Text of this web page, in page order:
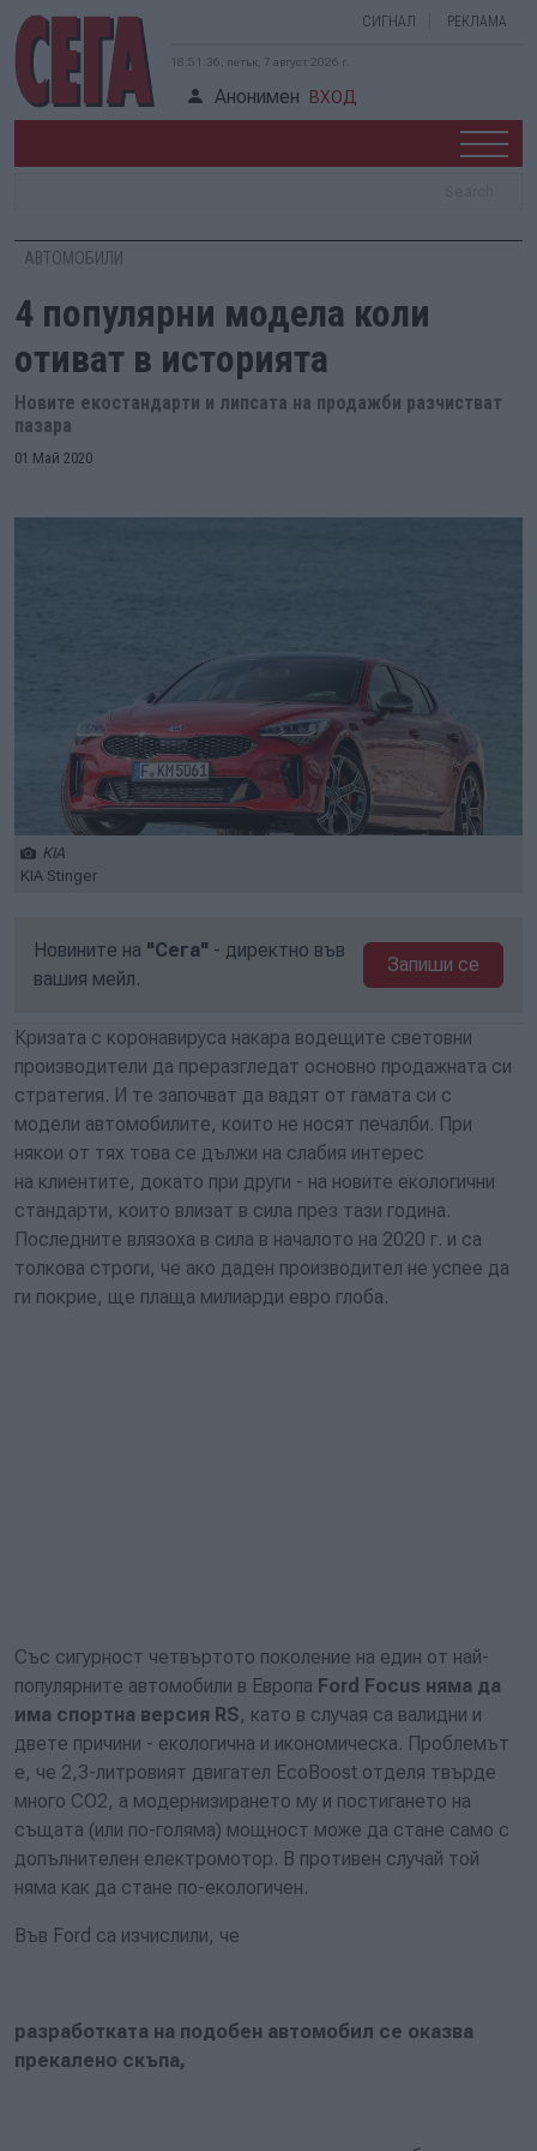
СИГНАЛ РЕКЛАМА
18:51:36, петък, 7 август 2026 г.
Анонимен ВХОД
АВТОМОБИЛИ
4 популярни модела коли
отиват в историята
Новите екостандарти и липсата на продажби разчистват
пазара
01 Май 2020
KIA
KIA Stinger
Новините на "Сега" - директно във
вашия мейл.
Запиши се
Кризата с коронавируса накара водещите световни
производители да преразгледат основно продажната си
стратегия. И те започват да вадят от гамата си с
модели автомобилите, които не носят печалби. При
някои от тях това се дължи на слабия интерес
на клиентите, докато при други - на новите екологични
стандарти, които влизат в сила през тази година.
Последните влязоха в сила в началото на 2020 г. и са
толкова строги, че ако даден производител не успее да
ги покрие, ще плаща милиарди евро глоба.
Със сигурност четвъртото поколение на един от най-
популярните автомобили в Европа Ford Focus няма да
има спортна версия RS, като в случая са валидни и
двете причини - екологична и икономическа. Проблемът
е, че 2,3-литровият двигател EcoBoost отделя твърде
много CO2, а модернизирането му и постигането на
същата (или по-голяма) мощност може да стане само с
допълнителен електромотор. В противен случай той
няма как да стане по-екологичен.
Във Ford са изчислили, че
разработката на подобен автомобил се оказва
прекалено скъпа,